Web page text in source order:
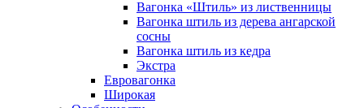
Вагонка «Штиль» из лиственницы
Вагонка штиль из дерева ангарской
сосны
Вагонка штиль из кедра
Экстра
Евровагонка
Широкая